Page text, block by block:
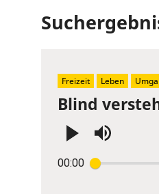
Blind
00:00
Enter
Freizeit Leben